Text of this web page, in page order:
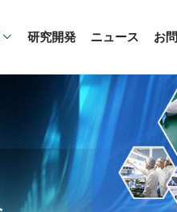
研究開発 ニュース お